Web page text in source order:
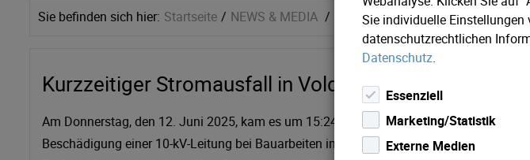
Sie befinden sich hier: Startseite NEWS & MEDIA News 2025 Kurzzeitiger
Kurzzeitiger Stromausfall in Volders rasch behoben
Am Donnerstag, den 12. Juni 2025, kam es um 15:24 Uhr in Teilen von Volders zu
Beschädigung einer 10-kV-Leitung bei Bauarbeiten im Bereich der Autobahnbaustelle
Sie individuelle Einstellungen
datenschutzrechtlichen
Datenschutz.
Essenziell
Marketing/Statistik
Externe Medien